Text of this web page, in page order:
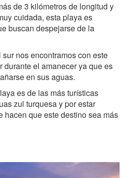
de 3 kilómetros de longitud y
cuidada, esta playa es
buscan despejarse de la
nos encontramos con este
durante el amanecer ya que es
en sus aguas.
es de las más turísticas
zul turquesa y por estar
hacen que este destino sea más